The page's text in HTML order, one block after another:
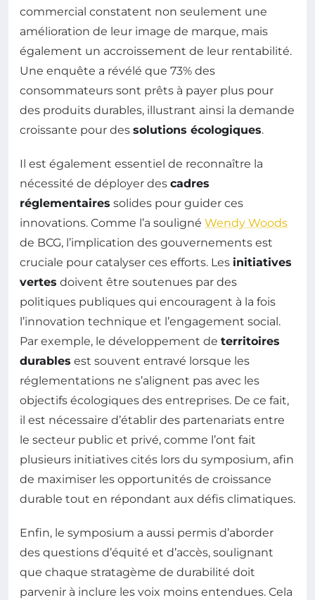
commercial constatent non seulement une
amélioration de leur image de marque, mais
également un accroissement de leur rentabilité.
Une enquête a révélé que 73% des
consommateurs sont prêts à payer plus pour
des produits durables, illustrant ainsi la demande
croissante pour des solutions écologiques.
Il est également essentiel de reconnaître la
nécessité de déployer des cadres
réglementaires solides pour guider ces
innovations. Comme l’a souligné Wendy Woods
de BCG, l’implication des gouvernements est
cruciale pour catalyser ces efforts. Les initiatives
vertes doivent être soutenues par des
politiques publiques qui encouragent à la fois
l’innovation technique et l’engagement social.
Par exemple, le développement de territoires
durables est souvent entravé lorsque les
réglementations ne s’alignent pas avec les
objectifs écologiques des entreprises. De ce fait,
il est nécessaire d’établir des partenariats entre
le secteur public et privé, comme l’ont fait
plusieurs initiatives cités lors du symposium, afin
de maximiser les opportunités de croissance
durable tout en répondant aux défis climatiques.
Enfin, le symposium a aussi permis d’aborder
des questions d’équité et d’accès, soulignant
que chaque stratagème de durabilité doit
parvenir à inclure les voix moins entendues. Cela